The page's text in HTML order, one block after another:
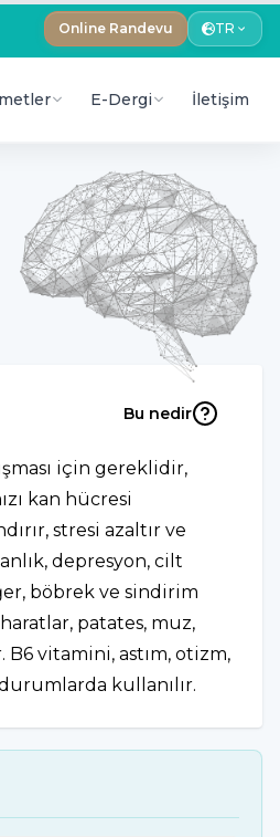
Online Randevu TR
E-Dergi İletişim
Bu nedir
için gereklidir,
kan hücresi
stresi azaltır ve
depresyon, cilt
böbrek ve sindirim
patates, muz,
vitamini, astım, otizm,
kullanılır.